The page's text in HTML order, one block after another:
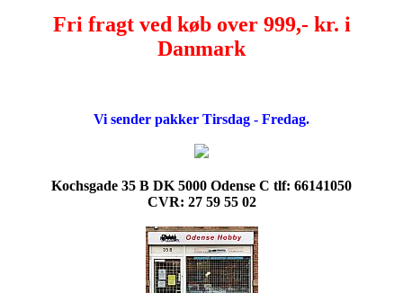
Fri fragt ved køb over 999,- kr. i
Danmark
Vi sender pakker Tirsdag - Fredag.
Kochsgade 35 B DK 5000 Odense C tlf: 66141050
CVR: 27 59 55 02